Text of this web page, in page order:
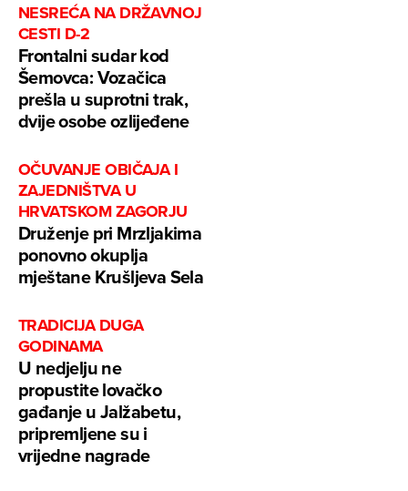
NESREĆA NA DRŽAVNOJ
CESTI D-2
Frontalni sudar kod
Šemovca: Vozačica
prešla u suprotni trak,
dvije osobe ozlijeđene
OČUVANJE OBIČAJA I
ZAJEDNIŠTVA U
HRVATSKOM ZAGORJU
Druženje pri Mrzljakima
ponovno okuplja
mještane Krušljeva Sela
TRADICIJA DUGA
GODINAMA
U nedjelju ne
propustite lovačko
gađanje u Jalžabetu,
pripremljene su i
vrijedne nagrade